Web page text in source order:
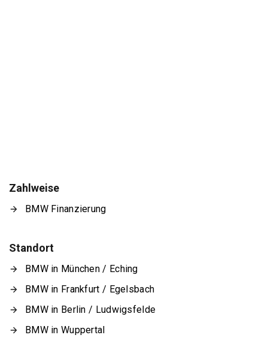
Zahlweise
BMW Finanzierung
Standort
BMW in München / Eching
BMW in Frankfurt / Egelsbach
BMW in Berlin / Ludwigsfelde
BMW in Wuppertal